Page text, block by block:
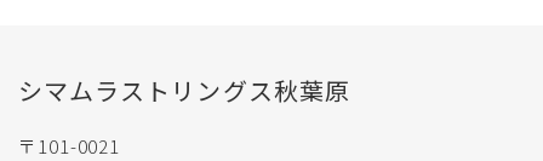
シマムラストリングス秋葉原
〒101-0021